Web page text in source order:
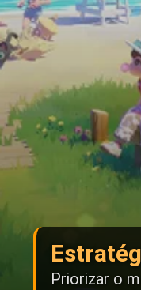
Priorizar o